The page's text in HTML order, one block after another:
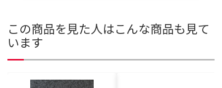
この商品を見た人はこんな商品も見て
います